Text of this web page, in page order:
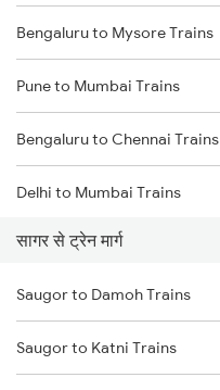
Bengaluru to Mysore Trains
Pune to Mumbai Trains
Bengaluru to Chennai Trains
Delhi to Mumbai Trains
Mumbai to Pune Trains
Delhi to Jammu Trains
Mumbai to Delhi Trains
सागर से ट्रेन मार्ग
Saugor to Damoh Trains
Saugor to Katni Trains